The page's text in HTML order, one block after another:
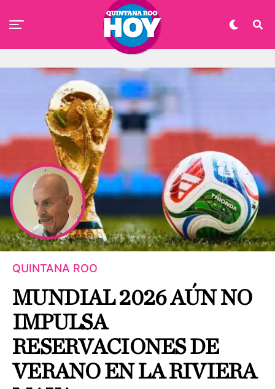
QUINTANA ROO
MUNDIAL 2026 AÚN NO
IMPULSA
RESERVACIONES DE
VERANO EN LA RIVIERA